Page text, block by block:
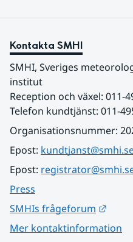
Kontakta SMHI
SMHI, Sveriges
institut
Reception och växel: 011-
Telefon kundtjänst: 011-
Organisationsnummer:
Epost:
Epost:
Press
SMHIs frågeforum
Mer kontaktinformation